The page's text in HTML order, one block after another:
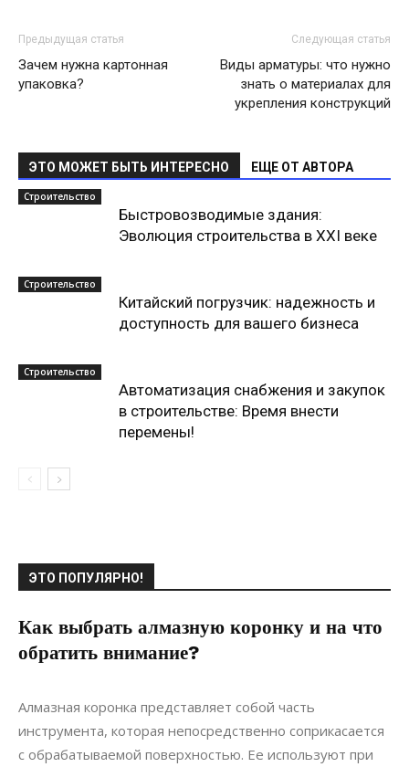
Предыдущая статья
Зачем нужна картонная
упаковка?
Следующая статья
Виды арматуры: что нужно
знать о материалах для
укрепления конструкций
ЭТО МОЖЕТ БЫТЬ ИНТЕРЕСНО ЕЩЕ ОТ АВТОРА
Строительство
Быстровозводимые здания:
Эволюция строительства в XXI веке
Строительство
Китайский погрузчик: надежность и
доступность для вашего бизнеса
Строительство
Автоматизация снабжения и закупок
в строительстве: Время внести
перемены!
ЭТО ПОПУЛЯРНО!
Как выбрать алмазную коронку и на что
обратить внимание?
23.11.2020
Алмазная коронка представляет собой часть
инструмента, которая непосредственно соприкасается
с обрабатываемой поверхностью. Ее используют при